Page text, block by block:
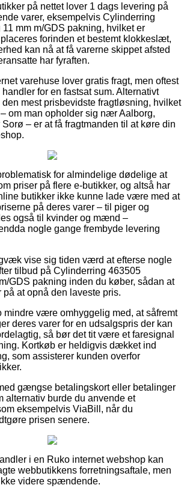
på nettet lover 1 dags levering på
varer, eksempelvis Cylinderring
mm m/GDS pakning, hvilket er
forinden et bestemt klokkeslæt,
kan nå at få varerne skippet afsted
har fyraften.
varehuse lover gratis fragt, men oftest
for en fastsat sum. Alternativt
mest prisbevidste fragtløsning, hvilket
om man opholder sig nær Aalborg,
– er at få fragtmanden til at køre din
for almindelige dødelige at
priser på flere e-butikker, og altså har
butikker ikke kunne lade være med at
på deres varer – til piger og
også til kvinder og mænd –
nogle gange frembyde levering
vise sig tiden værd at efterse nogle
tilbud på Cylinderring 463505
GDS pakning inden du køber, sådan at
på at opnå den laveste pris.
mindre være omhyggelig med, at såfremt
deres varer for en udsalgspris der kan
så bør det tit være et faresignal
Kortkøb er heldigvis dækket ind
som assisterer kunden overfor
gængse betalingskort eller betalinger
alternativ burde du anvende et
eksempelvis ViaBill, når du
prisen senere.
i en Ruko internet webshop kan
webbutikkens forretningsaftale, men
videre spændende.